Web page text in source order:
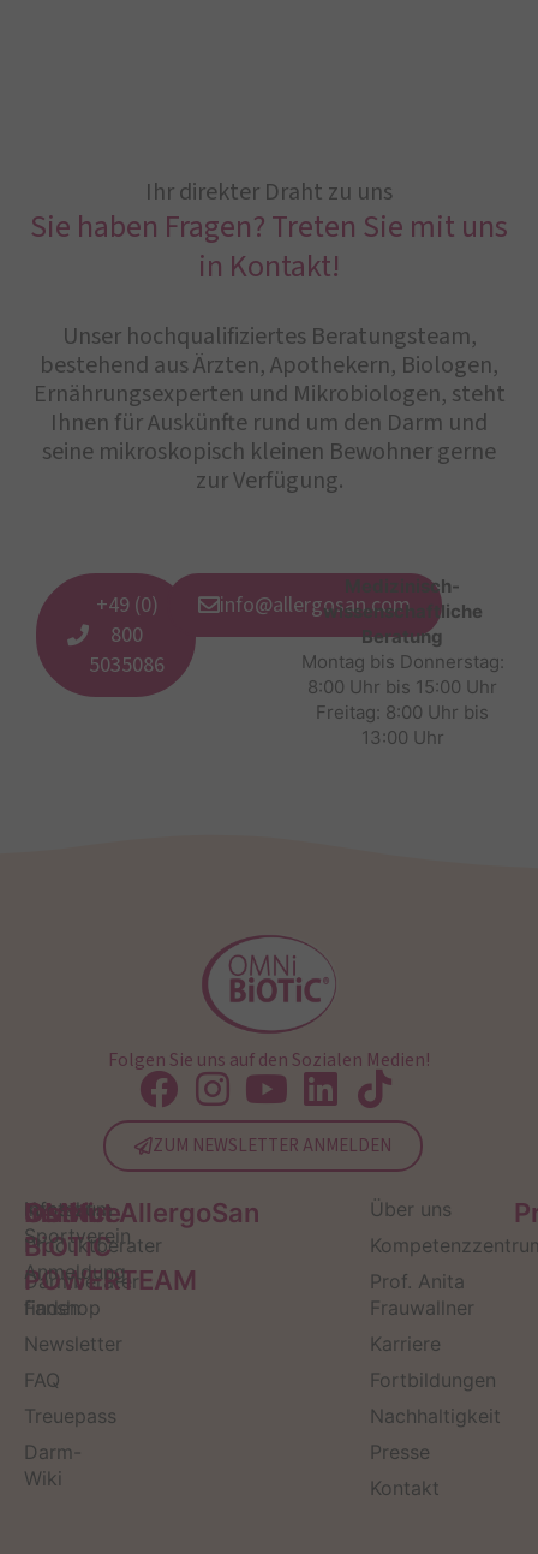
Ihr direkter Draht zu uns
Sie haben Fragen? Treten Sie mit uns
in Kontakt!
Unser hochqualifiziertes Beratungsteam,
bestehend aus Ärzten, Apothekern, Biologen,
Ernährungsexperten und Mikrobiologen, steht
Ihnen für Auskünfte rund um den Darm und
seine mikroskopisch kleinen Bewohner gerne
zur Verfügung.
+49 (0)
800
5035086
info@allergosan.com
Medizinisch-
wissenschaftliche
Beratung
Montag bis Donnerstag:
8:00 Uhr bis 15:00 Uhr
Freitag: 8:00 Uhr bis
13:00 Uhr
Folgen Sie uns auf den Sozialen Medien!
ZUM NEWSLETTER ANMELDEN
Service
Kontakt
Produktberater
Darmberater
finden
Newsletter
FAQ
Treuepass
Darm-
Wiki
OMNi-
BiOTiC
POWERTEAM
Infos zum
Sportverein
Anmeldung
Fanshop
Institut AllergoSan
Über uns
Prof. Anita
Frauwallner
Karriere
Fortbildungen
Nachhaltigkeit
Presse
Kontakt